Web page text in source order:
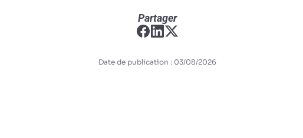
Partager
Date de publication : 03/08/2026